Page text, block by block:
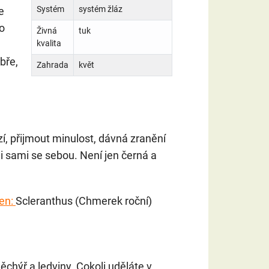
Systém systém žláz
Živná
kvalita
tuk
Zahrada květ
přijmout minulost, dávná zranění
se sebou. Není jen černá a
Scleranthus (Chmerek roční)
a ledviny. Cokoli uděláte v